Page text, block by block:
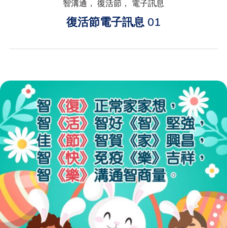
智溝通， 復活節， 電子訊息
復活節電子訊息 01